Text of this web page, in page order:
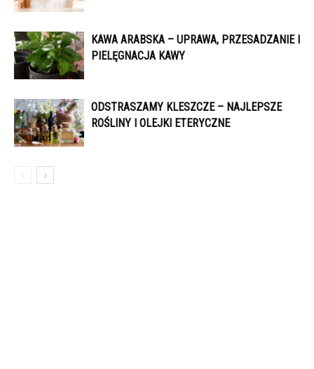
KAWA ARABSKA – UPRAWA, PRZESADZANIE I
PIELĘGNACJA KAWY
ODSTRASZAMY KLESZCZE – NAJLEPSZE
ROŚLINY I OLEJKI ETERYCZNE